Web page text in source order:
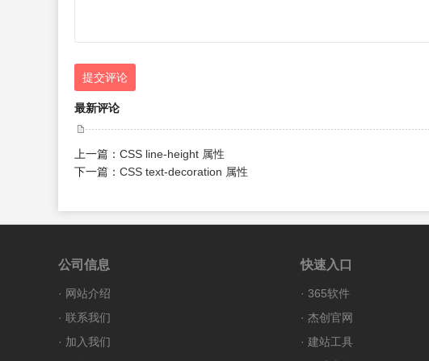
提交评论
最新评论
上一篇： CSS line-height 属性
下一篇： CSS text-decoration 属性
公司信息
· 网站介绍
· 联系我们
· 加入我们
快速入口
· 365软件
· 杰创官网
· 建站工具